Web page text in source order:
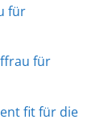
für
für
fit für die